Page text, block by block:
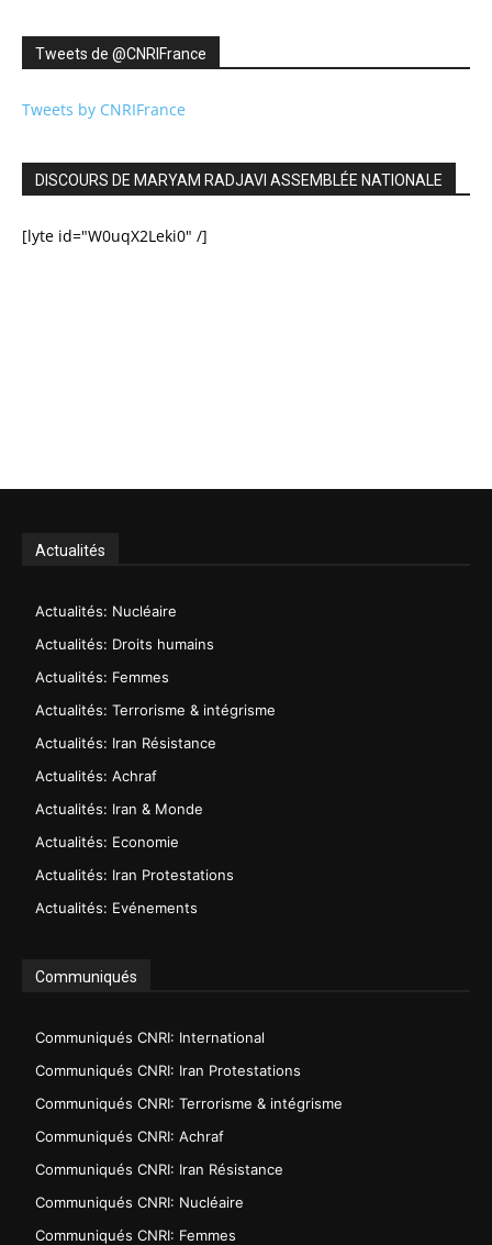
Tweets de ‎@CNRIFrance
Tweets by CNRIFrance
DISCOURS DE MARYAM RADJAVI ASSEMBLÉE NATIONALE
[lyte id="W0uqX2Leki0" /]
Actualités
Actualités: Nucléaire
Actualités: Droits humains
Actualités: Femmes
Actualités: Terrorisme & intégrisme
Actualités: Iran Résistance
Actualités: Achraf
Actualités: Iran & Monde
Actualités: Economie
Actualités: Iran Protestations
Actualités: Evénements
Communiqués
Communiqués CNRI: International
Communiqués CNRI: Iran Protestations
Communiqués CNRI: Terrorisme & intégrisme
Communiqués CNRI: Achraf
Communiqués CNRI: Iran Résistance
Communiqués CNRI: Nucléaire
Communiqués CNRI: Femmes